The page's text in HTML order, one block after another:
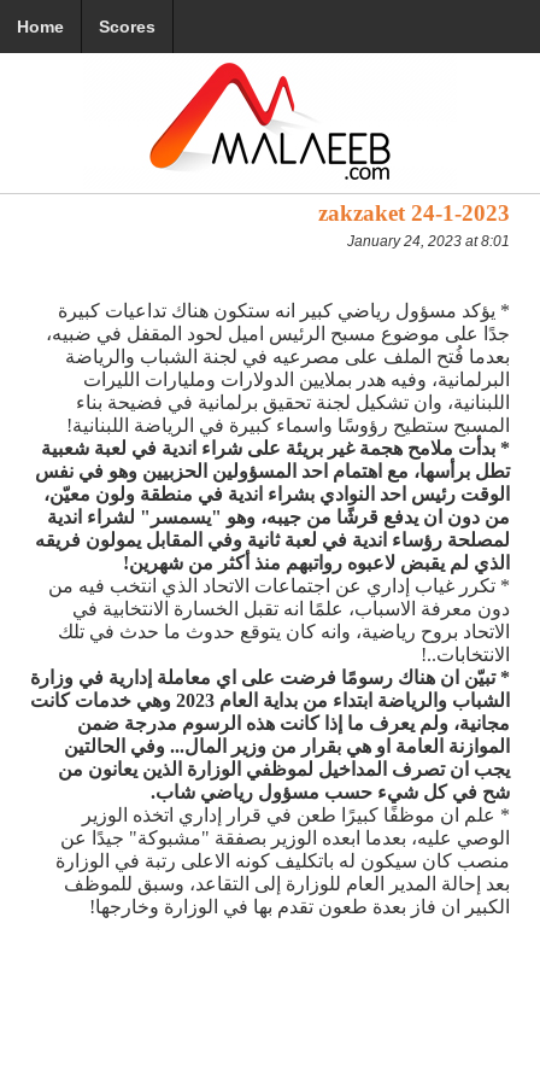
Home Scores
zakzaket 24-1-2023
January 24, 2023 at 8:01
* يؤكد مسؤول رياضي كبير انه ستكون هناك تداعيات كبيرة
جدًا على موضوع مسبح الرئيس اميل لحود المقفل في ضبيه،
بعدما فُتح الملف على مصرعيه في لجنة الشباب والرياضة
البرلمانية، وفيه هدر بملايين الدولارات ومليارات الليرات
اللبنانية، وان تشكيل لجنة تحقيق برلمانية في فضيحة بناء
المسبح ستطيح رؤوسًا واسماء كبيرة في الرياضة اللبنانية!
* بدأت ملامح هجمة غير بريئة على شراء اندية في لعبة شعبية
تطل برأسها، مع اهتمام احد المسؤولين الحزبيين وهو في نفس
الوقت رئيس احد النوادي بشراء اندية في منطقة ولون معيّن،
من دون ان يدفع قرشًا من جيبه، وهو "يسمسر" لشراء اندية
لمصلحة رؤساء اندية في لعبة ثانية وفي المقابل يمولون فريقه
الذي لم يقبض لاعبوه رواتبهم منذ أكثر من شهرين!
* تكرر غياب إداري عن اجتماعات الاتحاد الذي انتخب فيه من
دون معرفة الاسباب، علمًا انه تقبل الخسارة الانتخابية في
الاتحاد بروح رياضية، وانه كان يتوقع حدوث ما حدث في تلك
الانتخابات..!
* تبيّن ان هناك رسومًا فرضت على اي معاملة إدارية في وزارة
الشباب والرياضة ابتداء من بداية العام 2023 وهي خدمات كانت
مجانية، ولم يعرف ما إذا كانت هذه الرسوم مدرجة ضمن
الموازنة العامة او هي بقرار من وزير المال... وفي الحالتين
يجب ان تصرف المداخيل لموظفي الوزارة الذين يعانون من
شح في كل شيء حسب مسؤول رياضي شاب.
* علم ان موظفًا كبيرًا طعن في قرار إداري اتخذه الوزير
الوصي عليه، بعدما ابعده الوزير بصفقة "مشبوكة" جيدًا عن
منصب كان سيكون له باتكليف كونه الاعلى رتبة في الوزارة
بعد إحالة المدير العام للوزارة إلى التقاعد، وسبق للموظف
الكبير ان فاز بعدة طعون تقدم بها في الوزارة وخارجها!